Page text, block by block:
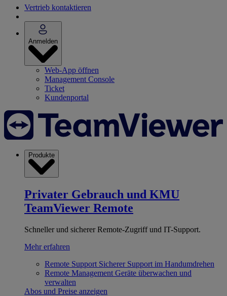
Vertrieb kontaktieren
Anmelden
Web-App öffnen
Management Console
Ticket
Kundenportal
Produkte
Privater Gebrauch und KMU
TeamViewer Remote
Schneller und sicherer Remote-Zugriff und IT-Support.
Mehr erfahren
Remote Support Sicherer Support im Handumdrehen
Remote Management Geräte überwachen und
verwalten
Abos und Preise anzeigen